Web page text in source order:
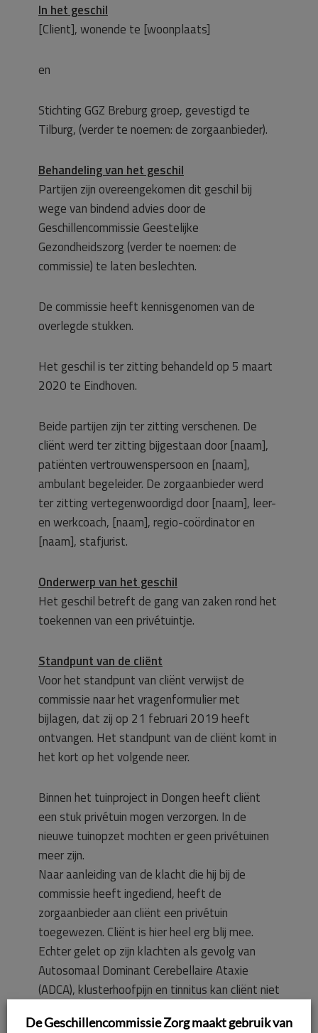
In het geschil
[Client], wonende te [woonplaats]
en
Stichting GGZ Breburg groep, gevestigd te
Tilburg, (verder te noemen: de zorgaanbieder).
Behandeling van het geschil
Partijen zijn overeengekomen dit geschil bij
wege van bindend advies door de
Geschillencommissie Geestelijke
Gezondheidszorg (verder te noemen: de
commissie) te laten beslechten.
De commissie heeft kennisgenomen van de
overlegde stukken.
Het geschil is ter zitting behandeld op 5 maart
2020 te Eindhoven.
Beide partijen zijn ter zitting verschenen. De
cliënt werd ter zitting bijgestaan door [naam],
patiënten vertrouwenspersoon en [naam],
ambulant begeleider. De zorgaanbieder werd
ter zitting vertegenwoordigd door [naam], leer-
en werkcoach, [naam], regio-coördinator en
[naam], stafjurist.
Onderwerp van het geschil
Het geschil betreft de gang van zaken rond het
toekennen van een privétuintje.
Standpunt van de cliënt
Voor het standpunt van cliënt verwijst de
commissie naar het vragenformulier met
bijlagen, dat zij op 21 februari 2019 heeft
ontvangen. Het standpunt van de cliënt komt in
het kort op het volgende neer.
Binnen het tuinproject in Dongen heeft cliënt
een stuk privétuin mogen verzorgen. In de
nieuwe tuinopzet mochten er geen privétuinen
meer zijn.
Naar aanleiding van de klacht die hij bij de
commissie heeft ingediend, heeft de
zorgaanbieder aan cliënt een privétuin
toegewezen. Cliënt is hier heel erg blij mee.
Echter gelet op zijn klachten als gevolg van
Autosomaal Dominant Cerebellaire Ataxie
(ADCA), klusterhoofpijn en tinnitus kan cliënt niet
centrale (gemeenschappelijke) tuin zijn stukje
De Geschillencommissie Zorg maakt gebruik van